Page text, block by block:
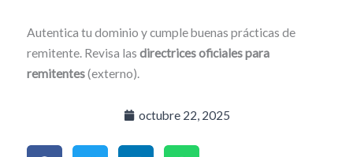
Autentica tu dominio y cumple buenas prácticas de
remitente. Revisa las directrices oficiales para
remitentes(externo).
octubre 22, 2025